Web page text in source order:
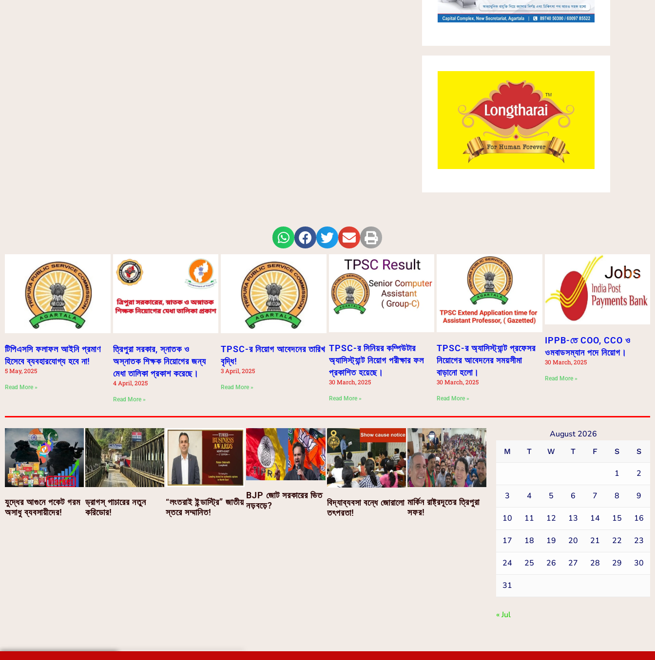
টিপিএসসি ফলাফল আইনি প্রমাণ
হিসেবে ব্যবহারযোগ্য হবে না!
5 May, 2025
Read More »
ত্রিপুরা সরকার, স্নাতক ও
অস্নাতক শিক্ষক নিয়োগের জন্য
মেধা তালিকা প্রকাশ করেছে।
4 April, 2025
Read More »
TPSC-র নিয়োগ আবেদনের তারিখ
বৃদ্ধি!
3 April, 2025
Read More »
TPSC-র সিনিয়র কম্পিউটার
অ্যাসিস্ট্যান্ট নিয়োগ পরীক্ষার ফল
প্রকাশিত হয়েছে।
30 March, 2025
Read More »
TPSC-র অ্যাসিস্ট্যান্ট প্রফেসর
নিয়োগের আবেদনের সময়সীমা
বাড়ানো হলো।
30 March, 2025
Read More »
IPPB-তে COO, CCO ও
ওমবাডসম্যান পদে নিয়োগ।
30 March, 2025
Read More »
যুদ্ধের আগুনে পকেট গরম
অসাধু ব্যবসায়ীদের!
ড্রাগস্ পাচারের নতুন
করিডোর!
“লংতরাই ইন্ডাস্ট্রি” জাতীয়
স্তরে সম্মানিত!
BJP জোট সরকারের ভিত
নড়বড়ে?
বিদ্যাব্যবসা বন্ধে জোরালো
তৎপরতা!
মার্কিন রাষ্ট্রদূতের ত্রিপুরা
সফর!
August 2026
M T W T F S S
1 2
3 4 5 6 7 8 9
10 11 12 13 14 15 16
17 18 19 20 21 22 23
24 25 26 27 28 29 30
31
« Jul